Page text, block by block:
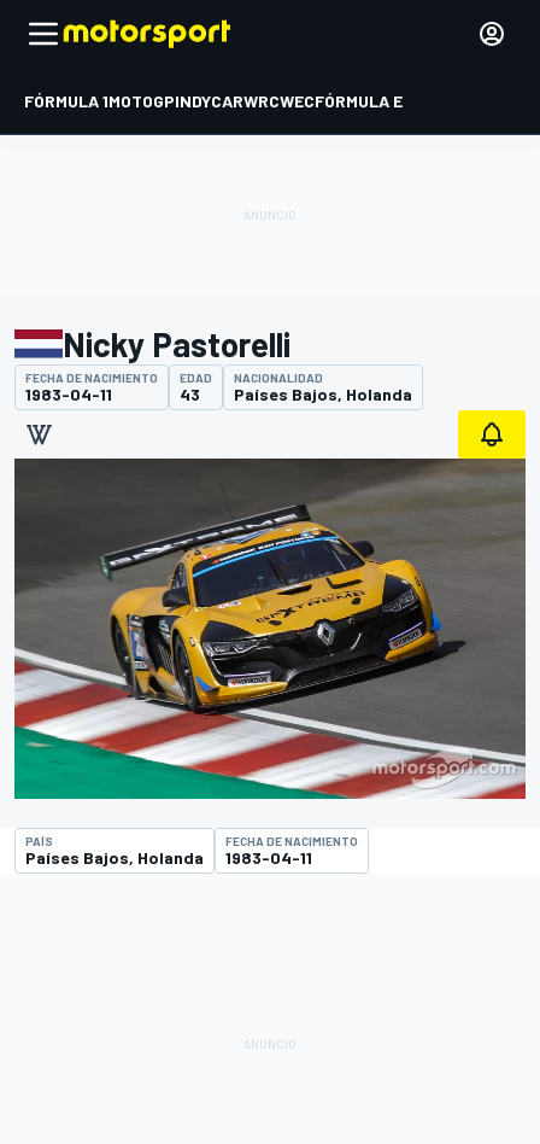
FÓRMULA 1MOTOGPINDYCARWRCWECFÓRMULA E
Nicky Pastorelli
FECHA DE NACIMIENTO
1983-04-11
EDAD
43
NACIONALIDAD
Países Bajos, Holanda
PAÍS
Países Bajos, Holanda
FECHA DE NACIMIENTO
1983-04-11